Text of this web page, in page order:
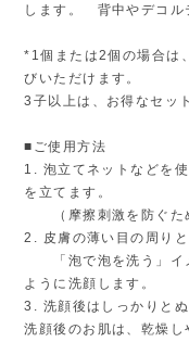
します。 背中やデコル
*1個または2個の場合は
びいただけます。
3子以上は、お得なセッ
■ご使用方法
1. 泡立てネットなどを
を立てます。
（摩擦刺激を防ぐた
2. 皮膚の薄い目の周り
「泡で泡を洗う」イ
ように洗顔します。
3. 洗顔後はしっかりと
洗顔後のお肌は、乾燥し